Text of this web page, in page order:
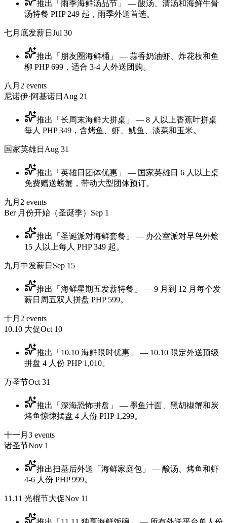
推出「雨季海鲜汤品节」 — 酸汤、清汤和海鲜牛骨
汤特餐 PHP 249 起，雨季外送首选。
七月底发薪日 Jul 30
推出「朋友圈海鲜桶」 — 蒜香奶油虾、炸花枝和鱼
柳 PHP 699，适合 3-4 人外送团购。
八月 2 events
尼诺伊·阿基诺日 Aug 21
推出「长周末海鲜大拼桌」 — 8 人以上香蕉叶拼桌
每人 PHP 349，含烤鱼、虾、鱿鱼、淡菜和玉米。
国家英雄日 Aug 31
推出「英雄日团体优惠」 — 国家英雄日 6 人以上桌
免费赠送螃蟹，带动大型团体预订。
九月 2 events
Ber 月份开始（圣诞季） Sep 1
推出「圣诞派对海鲜套餐」 — 办公室派对早鸟外烩
15 人以上每人 PHP 349 起。
九月中发薪日 Sep 15
推出「海鲜星期五发薪特餐」 — 9 月到 12 月每个发
薪日周五双人拼盘 PHP 599。
十月 2 events
10.10 大促Oct 10
推出「10.10 海鲜限时优惠」 — 10.10 限定外送顶级
拼盘 4 人份 PHP 1,010。
万圣节Oct 31
推出「深海恐怖拼盘」 — 墨鱼汁面、黑胡椒蟹和炭
烤鱼惊悚摆盘 4 人份 PHP 1,299。
十一月 3 events
诸圣节Nov 1
推出扫墓后外送「海鲜家庭包」 — 酸汤、烤鱼和虾
4-6 人份 PHP 999。
11.11 光棍节大促Nov 11